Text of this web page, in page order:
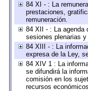
84 XI - : La
prestaciones,
remuneración.
84 XII - : La agenda
sesiones plenarias
84 XIII - : La
expresa de la Ley,
84 XIV 1 : La
se difundirá la
comisión en los
recursos